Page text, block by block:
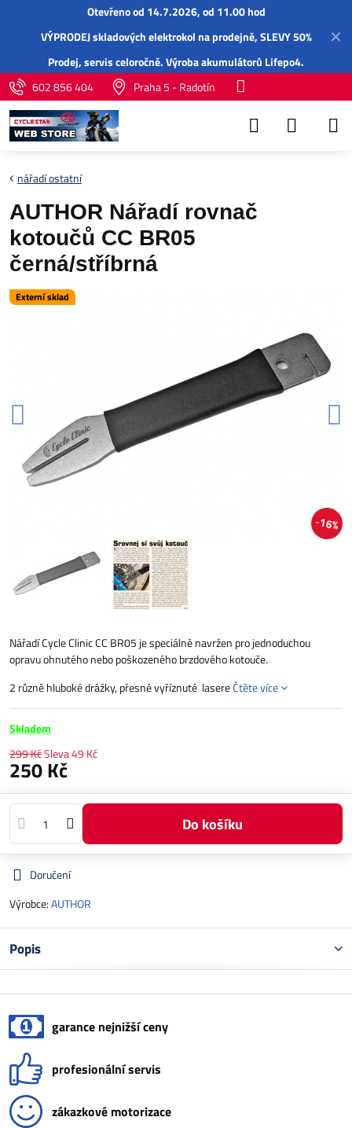
✕
Otevřeno od 14.7.2026, od 11.00 hod
VÝPRODEJ skladových elektrokol na prodejně, SLEVY 50%
Prodej,servisceloročně.Výroba akumulátorů Lifepo4.
602 856 404
Praha 5 - Radotín
Externí sklad
16%
nářadí ostatní
AUTHOR Nářadí rovnač
kotoučů CC BR05
černá/stříbrná
Nářadí Cycle Clinic CC BR05 je speciálně navržen pro jednoduchou
opravu ohnutého nebo poškozeného brzdového kotouče.
2 různě hluboké drážky, přesně vyříznuté lasereČtěte více
Skladem
299 KčSleva49 Kč
250 Kč
Do košíku
Doručení
Výrobce:AUTHOR
Popis
garance nejnižší ceny
profesionální servis
zákazkové motorizace